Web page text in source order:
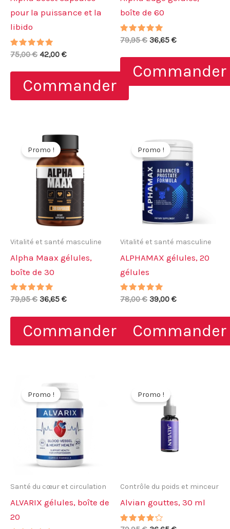
pour la puissance et la
libido
Note
75,00€ Le
initial
était :
75,00 €.
42,00 €Le
actuel
est :
42,00 €.
Commander
boîte de 60
Note
79,95€ Le
initial
était :
79,95 €.
36,65 €Le
actuel
est :
36,65 €.
Commander
Promo !
Vitalité et santé masculine
Alpha Maax gélules,
boîte de 30
Note
79,95€ Le
initial
était :
79,95 €.
36,65 €Le
actuel
est :
36,65 €.
Commander
Promo !
Vitalité et santé masculine
ALPHAMAX gélules, 20
gélules
Note
78,00€ Le
initial
était :
78,00 €.
39,00 €Le
actuel
est :
39,00 €.
Commander
Promo !
Santé du cœur et circulation
ALVARIX gélules, boîte de
20
Promo !
Contrôle du poids et minceur
Alvian gouttes, 30 ml